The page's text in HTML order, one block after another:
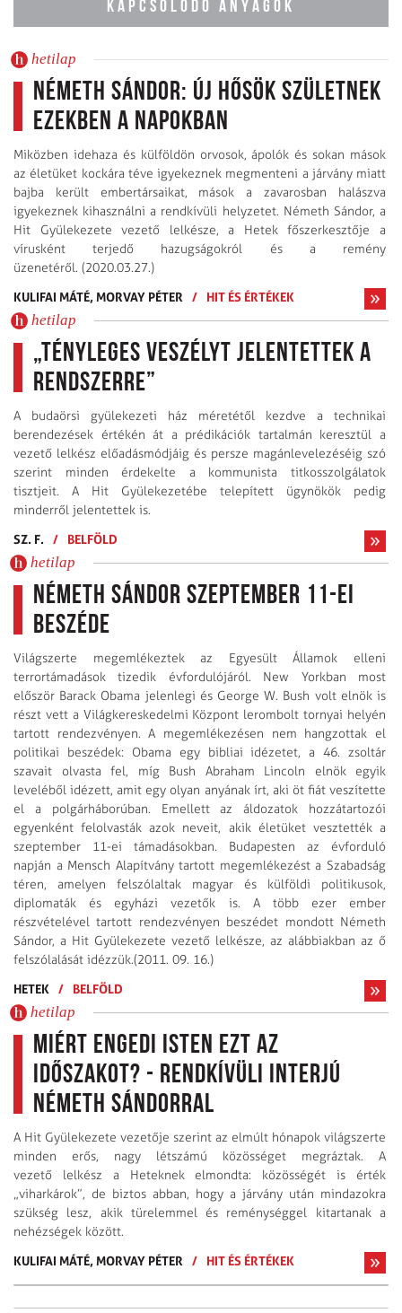
KAPCSOLÓDÓ ANYAGOK
hetilap
Németh Sándor: Új hősök születnek
ezekben a napokban
Miközben idehaza és külföldön orvosok, ápolók és sokan mások
az életüket kockára téve igyekeznek megmenteni a járvány miatt
bajba került embertársaikat, mások a zavarosban halászva
igyekeznek kihasználni a rendkívüli helyzetet. Németh Sándor, a
Hit Gyülekezete vezető lelkésze, a Hetek főszerkesztője a
vírusként terjedő hazugságokról és a remény
üzenetéről. (2020.03.27.)
KULIFAI MÁTÉ, MORVAY PÉTER / HIT ÉS ÉRTÉKEK
hetilap
„Tényleges veszélyt jelentettek a
rendszerre”
A budaörsi gyülekezeti ház méretétől kezdve a technikai
berendezések értékén át a prédikációk tartalmán keresztül a
vezető lelkész előadásmódjáig és persze magánlevelezéséig szó
szerint minden érdekelte a kommunista titko­s­szolgálatok
tisztjeit. A Hit Gyülekezetébe telepített ügynökök pedig
minderről jelentettek is.
SZ. F.
/ BELFÖLD
hetilap
Németh Sándor szeptember 11-ei
beszéde
Világszerte megemlékeztek az Egyesült Államok elleni
terrortámadások tizedik évfordulójáról. New Yorkban most
először Barack Obama jelenlegi és George W. Bush volt elnök is
részt vett a Világkereskedelmi Központ lerombolt tornyai helyén
tartott rendezvényen. A megemlékezésen nem hangzottak el
politikai beszédek: Obama egy bibliai idézetet, a 46. zsoltár
szavait olvasta fel, míg Bush Abraham Lincoln elnök egyik
leveléből idézett, amit egy olyan anyának írt, aki öt fiát veszítette
el a polgárháborúban. Emellett az áldozatok hozzátartozói
egyenként felolvasták azok neveit, akik életüket vesztették a
szeptember 11-ei támadásokban. Budapesten az évforduló
napján a Mensch Alapítvány tartott megemlékezést a Szabadság
téren, amelyen felszólaltak magyar és külföldi politikusok,
diplomaták és egyházi vezetők is. A több ezer ember
részvételével tartott rendezvényen beszédet mondott Németh
Sándor, a Hit Gyülekezete vezető lelkésze, az alábbiakban az ő
felszólalását idézzük.(2011. 09. 16.)
HETEK
/ BELFÖLD
hetilap
Miért engedi Isten ezt az
időszakot? - rendkívüli interjú
Németh Sándorral
A Hit Gyülekezete vezetője szerint az elmúlt hónapok világszerte
minden erős, nagy létszámú közösséget megráztak. A
vezető lelkész a Heteknek elmondta: közösségét is érték
„viharkárok”, de biztos abban, hogy a járvány után mindazokra
szükség lesz, akik türelemmel és reménységgel kitartanak a
nehézségek között.
KULIFAI MÁTÉ, MORVAY PÉTER / HIT ÉS ÉRTÉKEK